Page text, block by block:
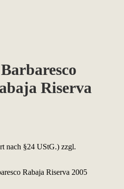
Riserva
nach §24 UStG.) zzgl.
Rabaja Riserva 2005